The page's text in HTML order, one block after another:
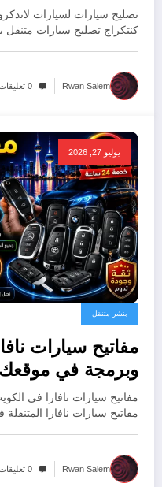
تصليح سيارات لسيارات
كنتكراج تصليح سيارات متنقل
Rwan Salem 0 تعليقات
يوليو 27, 2026
بنشر متنقل
وبرمجة في موقعك
مفاتيح سيارات نافارا في
مفاتيح سيارات نافارا
Rwan Salem 0 تعليقات